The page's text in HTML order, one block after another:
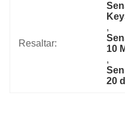
Resaltar:
,
10
,
20